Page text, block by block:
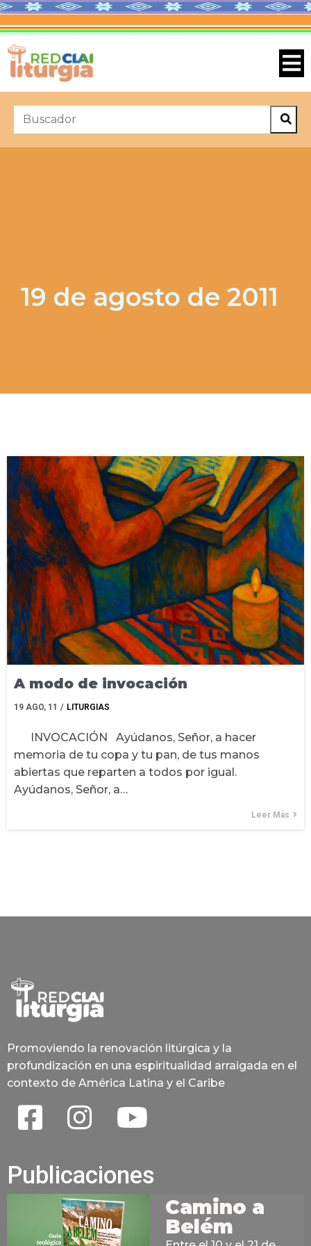
19 de agosto de 2011
A modo de invocación
19 AGO, 11 / LITURGIAS
INVOCACIÓN Ayúdanos, Señor, a hacer
memoria de tu copa y tu pan, de tus manos
abiertas que reparten a todos por igual.
Ayúdanos, Señor, a…
Leer Más
Promoviendo la renovación litúrgica y la
profundización en una espiritualidad arraigada en el
contexto de América Latina y el Caribe
Publicaciones
Camino a
Belém